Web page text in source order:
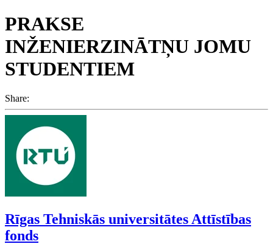
PRAKSE
INŽENIERZINĀTŅU JOMU
STUDENTIEM
Share:
Rīgas Tehniskās universitātes Attīstības
fonds